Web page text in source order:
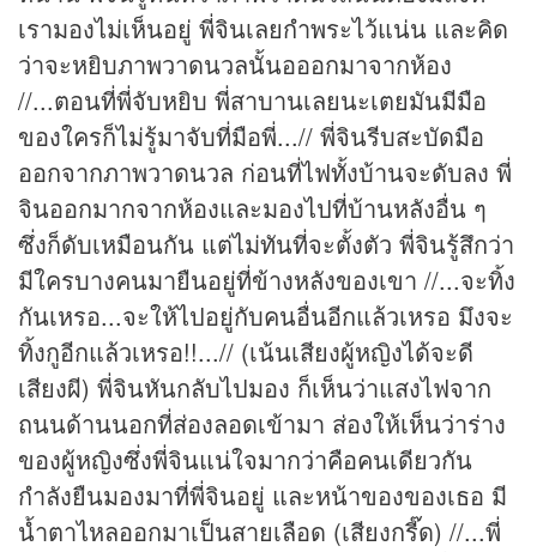
เรามองไม่เห็นอยู่ พี่จินเลยกำพระไว้แน่น และคิด
ว่าจะหยิบภาพวาดนวลนั้นอออกมาจากห้อง
//...ตอนที่พี่จับหยิบ พี่สาบานเลยนะเตยมันมีมือ
ของใครก็ไม่รู้มาจับที่มือพี่...// พี่จินรีบสะบัดมือ
ออกจากภาพวาดนวล ก่อนที่ไฟทั้งบ้านจะดับลง พี่
จินออกมากจากห้องและมองไปที่บ้านหลังอื่น ๆ
ซึ่งก็ดับเหมือนกัน แต่ไม่ทันที่จะตั้งตัว พี่จินรู้สึกว่า
มีใครบางคนมายืนอยู่ที่ข้างหลังของเขา //...จะทิ้ง
กันเหรอ...จะให้ไปอยู่กับคนอื่นอีกแล้วเหรอ มึงจะ
ทิ้งกูอีกแล้วเหรอ!!...// (เน้นเสียงผู้หญิงได้จะดี
เสียงผี) พี่จินหันกลับไปมอง ก็เห็นว่าแสงไฟจาก
ถนนด้านนอกที่ส่องลอดเข้ามา ส่องให้เห็นว่าร่าง
ของผู้หญิงซึ่งพี่จินแน่ใจมากว่าคือคนเดียวกัน
กำลังยืนมองมาที่พี่จินอยู่ และหน้าของของเธอ มี
น้ำตาไหลออกมาเป็นสายเลือด (เสียงกรี๊ด) //...พี่